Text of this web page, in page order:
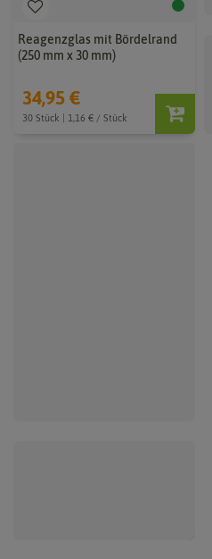
Reagenzglas mit Bördelrand
(250 mm x 30 mm)
34,95 €
30 Stück | 1,16 € / Stück